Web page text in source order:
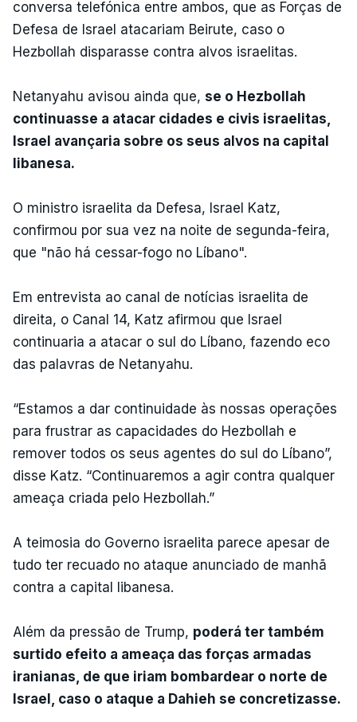
conversa telefónica entre ambos, que as Forças de
Defesa de Israel atacariam Beirute, caso o
Hezbollah disparasse contra alvos israelitas.
Netanyahu avisou ainda que, se o Hezbollah
continuasse a atacar cidades e civis israelitas,
Israel avançaria sobre os seus alvos na capital
libanesa.
O ministro israelita da Defesa, Israel Katz,
confirmou por sua vez na noite de segunda-feira,
que "não há cessar-fogo no Líbano".
Em entrevista ao canal de notícias israelita de
direita, o Canal 14, Katz afirmou que Israel
continuaria a atacar o sul do Líbano, fazendo eco
das palavras de Netanyahu.
“Estamos a dar continuidade às nossas operações
para frustrar as capacidades do Hezbollah e
remover todos os seus agentes do sul do Líbano”,
disse Katz. “Continuaremos a agir contra qualquer
ameaça criada pelo Hezbollah.”
A teimosia do Governo israelita parece apesar de
tudo ter recuado no ataque anunciado de manhã
contra a capital libanesa.
Além da pressão de Trump, poderá ter também
surtido efeito a ameaça das forças armadas
iranianas, de que iriam bombardear o norte de
Israel, caso o ataque a Dahieh se concretizasse.